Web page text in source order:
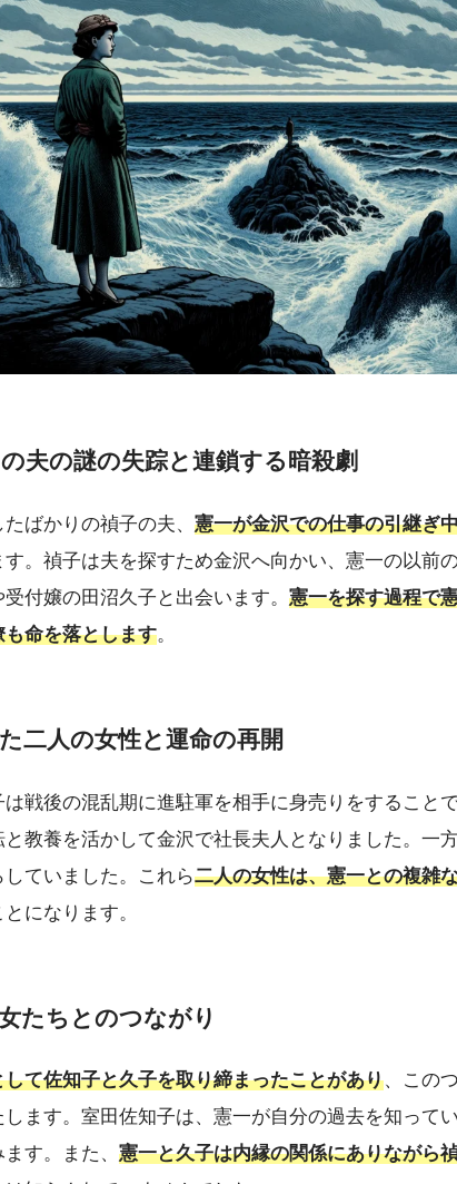
夫の謎の失踪と連鎖する暗殺劇
ばかりの禎子の夫、 憲一が金沢での仕事の引継ぎ
す。禎子は夫を探すため金沢へ向かい、憲一の以前
付嬢の田沼久子と出会います。 憲一を探す過程で
命を落とします。
二人の女性と運命の再開
戦後の混乱期に進駐軍を相手に身売りをすること
と教養を活かして金沢で社長夫人となりました。一
ていました。これら二人の女性は、憲一との複雑
とになります。
たちとのつながり
て佐知子と久子を取り締まったことがあり、この
ます。室田佐知子は、憲一が自分の過去を知って
す。また、 憲一と久子は内縁の関係にありながら